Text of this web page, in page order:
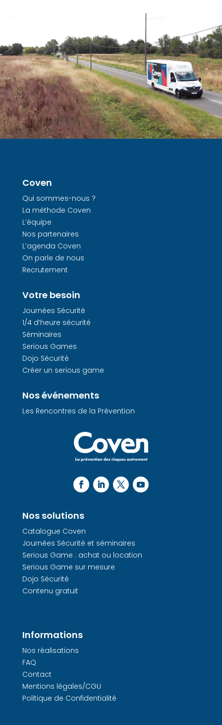
Coven
Qui sommes-nous ?
La méthode Coven
L’équipe
Nos partenaires
L’agenda Coven
On parle de nous
Recrutement
Votre besoin
Journées Sécurité
1/4 d’heure sécurité
Séminaires
Serious Games
Dojo Sécurité
Créer un serious game
Nos événements
Les Rencontres de la Prévention
Nos solutions
Catalogue Coven
Journées Sécurité et séminaires
Serious Game : achat ou location
Serious Game sur mesure
Dojo Sécurité
Contenu gratuit
Informations
Nos réalisations
FAQ
Contact
Mentions légales/CGU
Politique de Confidentialité